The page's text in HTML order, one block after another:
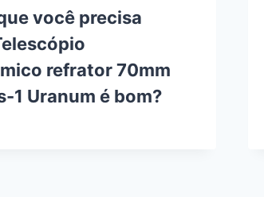
você precisa
refrator 70mm
1 Uranum é bom?